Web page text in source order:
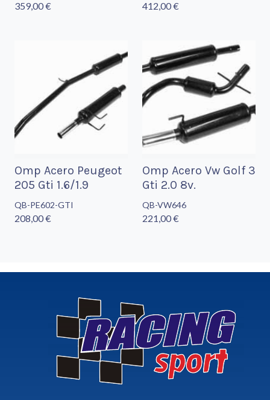
359,00 € 412,00 €
Omp Acero Peugeot
205 Gti 1.6/1.9
QB-PE602-GTI
208,00 €
Omp Acero Vw Golf 3
Gti 2.0 8v.
QB-VW646
221,00 €